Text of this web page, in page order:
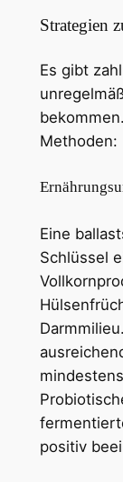
Strategien
Es gibt
Methoden:
Eine
Schlüssel
positiv